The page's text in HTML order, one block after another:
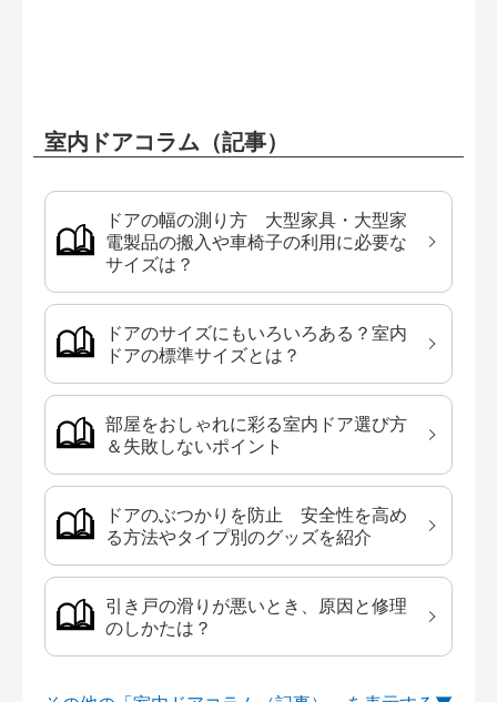
室内ドアコラム（記事）
ドアの幅の測り方 大型家具・大型家
電製品の搬入や車椅子の利用に必要な
サイズは？
ドアのサイズにもいろいろある？室内
ドアの標準サイズとは？
部屋をおしゃれに彩る室内ドア選び方
＆失敗しないポイント
ドアのぶつかりを防止 安全性を高め
る方法やタイプ別のグッズを紹介
引き戸の滑りが悪いとき、原因と修理
のしかたは？